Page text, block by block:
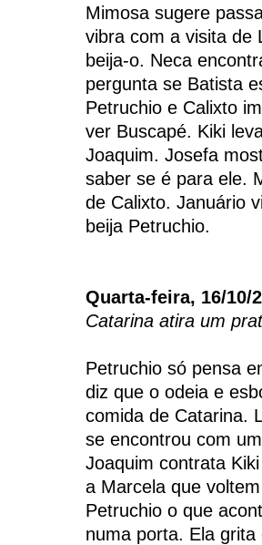
Mimosa sugere
vibra com a visita de
beija-o. Neca
pergunta se Batista
Petruchio e Calixto
ver Buscapé. Kiki
Joaquim. Josefa
saber se é para ele.
de Calixto. Januário
beija Petruchio.
Quarta-feira, 16/10/
Catarina atira um
Petruchio só pensa
diz que o odeia e
comida de Catarina.
se encontrou com
Joaquim contrata
a Marcela que
Petruchio o que
numa porta. Ela